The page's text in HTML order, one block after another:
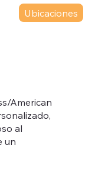
Ubicaciones
American
al
un